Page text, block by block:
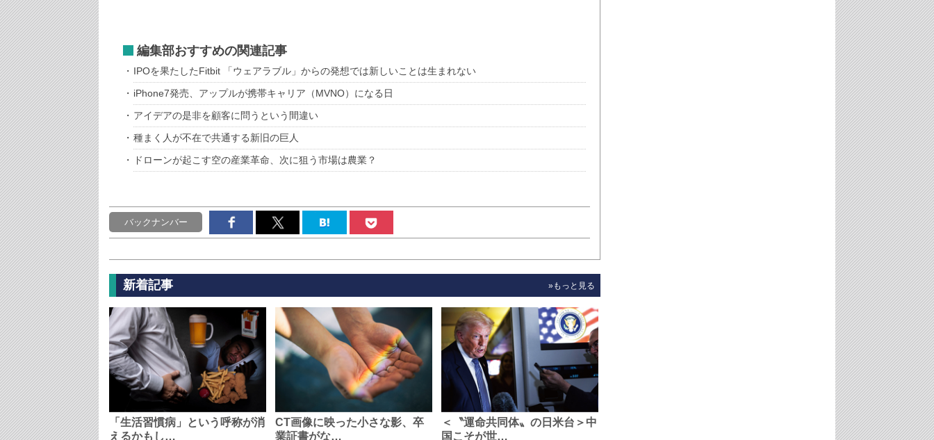
編集部おすすめの関連記事
IPOを果たしたFitbit 「ウェアラブル」からの発想では新しいことは生まれない
iPhone7発売、アップルが携帯キャリア（MVNO）になる日
アイデアの是非を顧客に問うという間違い
種まく人が不在で共通する新旧の巨人
ドローンが起こす空の産業革命、次に狙う市場は農業？
バックナンバー
新着記事 »もっと見る
「生活習慣病」という呼称が消
えるかもし…
CT画像に映った小さな影、卒
業証書がな…
＜〝運命共同体〟の日米台＞中
国こそが世…